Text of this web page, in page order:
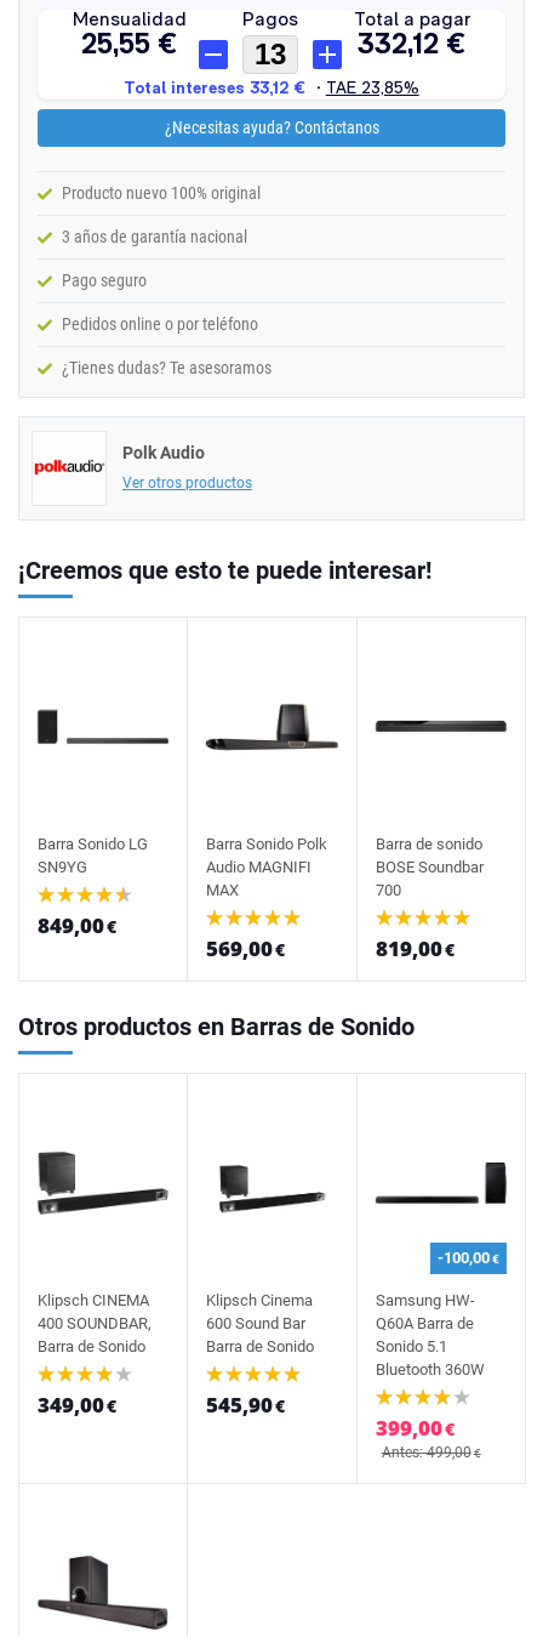
¿Necesitas ayuda? Contáctanos
Producto nuevo 100% original
3 años de garantía nacional
Pago seguro
Pedidos online o por teléfono
¿Tienes dudas? Te asesoramos
Polk Audio
Ver otros productos
¡Creemos que esto te puede interesar!
Barra Sonido LG
SN9YG
849,00€
Barra Sonido Polk
Audio MAGNIFI
MAX
569,00€
Barra de sonido
BOSE Soundbar
700
819,00€
Otros productos en Barras de Sonido
Klipsch CINEMA
400 SOUNDBAR,
Barra de Sonido
349,00€
Klipsch Cinema
600 Sound Bar
Barra de Sonido
545,90€
-100,00€
Samsung HW-
Q60A Barra de
Sonido 5.1
Bluetooth 360W
399,00€
Antes: 499,00€